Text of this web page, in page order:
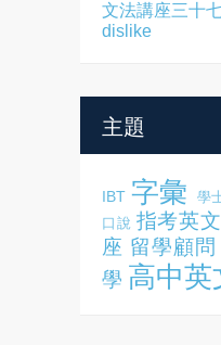
文法講座三十
dislike
主題
IBT 字彙 學
口說 指考英文
座 留學顧問
學 高中英